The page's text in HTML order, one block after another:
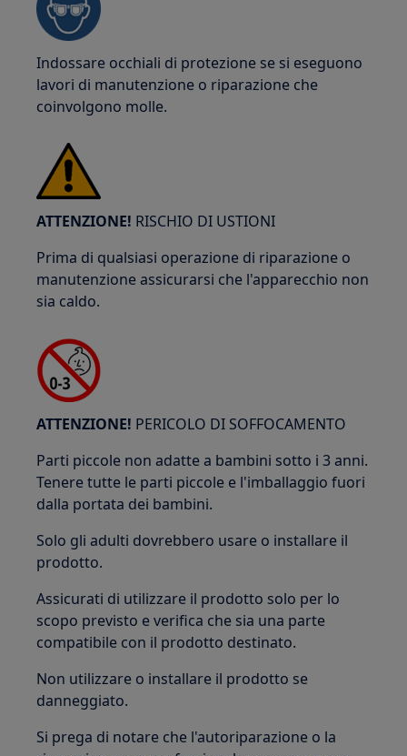
Indossare occhiali di protezione se si eseguono
lavori di manutenzione o riparazione che
coinvolgono molle.
ATTENZIONE! RISCHIO DI USTIONI
Prima di qualsiasi operazione di riparazione o
manutenzione assicurarsi che l'apparecchio non
sia caldo.
ATTENZIONE! PERICOLO DI SOFFOCAMENTO
Parti piccole non adatte a bambini sotto i 3 anni.
Tenere tutte le parti piccole e l'imballaggio fuori
dalla portata dei bambini.
Solo gli adulti dovrebbero usare o installare il
prodotto.
Assicurati di utilizzare il prodotto solo per lo
scopo previsto e verifica che sia una parte
compatibile con il prodotto destinato.
Non utilizzare o installare il prodotto se
danneggiato.
Si prega di notare che l'autoriparazione o la